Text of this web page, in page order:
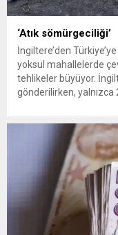
‘Atık sömürgeciliği’
İngiltere’den
yoksul mahallelerde
tehlikeler büyüyor.
gönderilirken,
edilirken çiftçiler hava,